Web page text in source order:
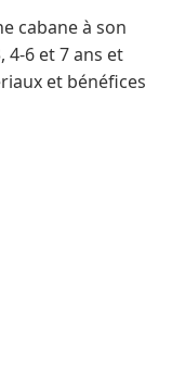
cabane à son
4-6 et 7 ans et
et bénéfices